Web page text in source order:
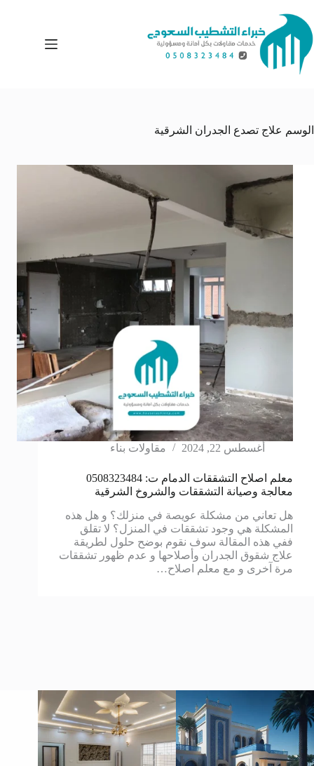
إلى
المحتوى
الوسم علاج تصدع الجدران الشرقية
أغسطس 22, 2024 مقاولات بناء
معلم اصلاح التشققات الدمام ت: 0508323484
معالجة وصيانة التشققات والشروخ الشرقية
هل تعاني من مشكلة عويصة في منزلك؟ و هل هذه
المشكلة هي وجود تشققات في المنزل؟ لا تقلق
ففي هذه المقالة سوف نقوم بوضح حلول لطريقة
علاج شقوق الجدران وأصلاحها و عدم ظهور تشققات
مرة آخرى و مع معلم اصلاح…